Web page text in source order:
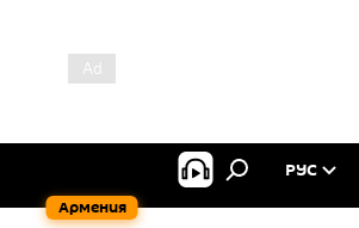
Армения
РУС